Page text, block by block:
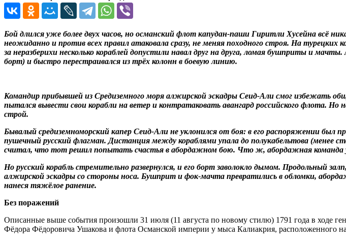
Бой длился уже более двух часов, но османский флот капудан-паши Гиритли Хусейна всё
неожиданно и против всех правил атаковала сразу, не меняя походного строя. На
за неразберихи несколько кораблей допустили навал друг на друга, ломая бушприты и
борт) и быстро перестраивался из трёх колонн в боевую линию.
Командир прибывшей из Средиземного моря алжирской эскадры Сеид-Али смог избежать
пытался вывести свои корабли на ветер и контратаковать авангард российского флота.
строй.
Бывалый средиземноморский капер Сеид-Али не уклонился от боя: в его распоряжении был
пушечный русский флагман. Дистанция между кораблями упала до полукабельтова (менее
считал, что тот решил попытать счастья в абордажном бою. Что ж, абордажная команда
Но русский корабль стремительно развернулся, и его борт заволокло дымом. Продольный
алжирской эскадры со стороны носа. Бушприт и фок-мачта превратились в обломки,
нанеся тяжёлое ранение.
Без поражений
Описанные выше события произошли 31 июля (11 августа по новому стилю) 1791 года в ходе
Фёдора Фёдоровича Ушакова и флота Османской империи у мыса Калиакрия, расположенного